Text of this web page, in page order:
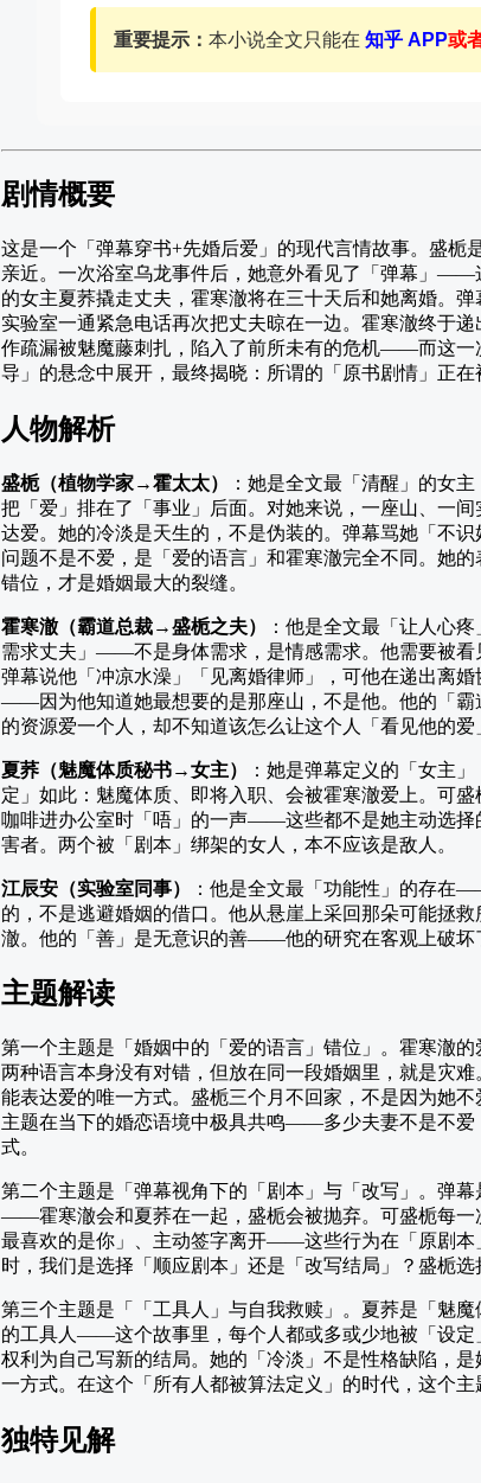
重要提示： 本小说全文只能在 知乎 APP或
剧情概要
这是一个「弹幕穿书+先婚后爱」的现代言情故事。盛
亲近。一次浴室乌龙事件后，她意外看见了「弹幕」——
的女主夏荞撬走丈夫，霍寒澈将在三十天后和她离婚。
实验室一通紧急电话再次把丈夫晾在一边。霍寒澈终于
作疏漏被魅魔藤刺扎，陷入了前所未有的危机——而这一
导」的悬念中展开，最终揭晓：所谓的「原书剧情」正在
人物解析
盛栀（植物学家→霍太太）
：她是全文最「清醒」的女
把「爱」排在了「事业」后面。对她来说，一座山、一
达爱。她的冷淡是天生的，不是伪装的。弹幕骂她「不
问题不是不爱，是「爱的语言」和霍寒澈完全不同。她
错位，才是婚姻最大的裂缝。
霍寒澈（霸道总裁→盛栀之夫）
：他是全文最「让人心
需求丈夫」——不是身体需求，是情感需求。他需要被看
弹幕说他「冲凉水澡」「见离婚律师」，可他在递出离
——因为他知道她最想要的是那座山，不是他。他的「霸
的资源爱一个人，却不知道该怎么让这个人「看见他的爱
夏荞（魅魔体质秘书→女主）
：她是弹幕定义的「女主
定」如此：魅魔体质、即将入职、会被霍寒澈爱上。可
咖啡进办公室时「唔」的一声——这些都不是她主动选择
害者。两个被「剧本」绑架的女人，本不应该是敌人。
江辰安（实验室同事）
：他是全文最「功能性」的存在
的，不是逃避婚姻的借口。他从悬崖上采回那朵可能拯
澈。他的「善」是无意识的善——他的研究在客观上破坏
主题解读
第一个主题是「婚姻中的「爱的语言」错位」。霍寒澈
两种语言本身没有对错，但放在同一段婚姻里，就是灾
能表达爱的唯一方式。盛栀三个月不回家，不是因为她
主题在当下的婚恋语境中极具共鸣——多少夫妻不是不爱
式。
第二个主题是「弹幕视角下的「剧本」与「改写」。弹
——霍寒澈会和夏荞在一起，盛栀会被抛弃。可盛栀每一
最喜欢的是你」、主动签字离开——这些行为在「原剧本
时，我们是选择「顺应剧本」还是「改写结局」？盛栀
第三个主题是「「工具人」与自我救赎」。夏荞是「魅
的工具人——这个故事里，每个人都或多或少地被「设定
权利为自己写新的结局。她的「冷淡」不是性格缺陷，
一方式。在这个「所有人都被算法定义」的时代，这个主
独特见解